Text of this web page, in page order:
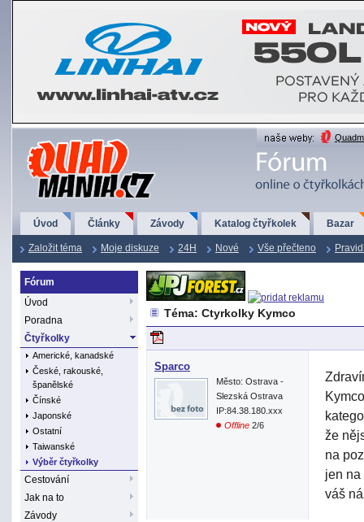
QuadMania.cz
Úvod Články Závody Katalog čtyřkolek Bazar
Založit téma Moje diskuze 24H Nové Vše přečteno
Fórum
Úvod
Poradna
Čtyřkolky
Americké, kanadské
České, rakouské,
španělské
Čínské
Japonské
Ostatní
Taiwanské
Výběr čtyřkolky
Cestování
Jak na to
Závody
Téma: Ctyrkolky Kymco
Sparco
Město: Ostrava -
Slezská Ostrava
IP:84.38.180.xxx
Offline 2/6
že
na
jen na
váš